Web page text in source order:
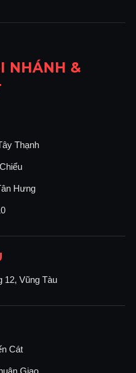
NHÁNH &
Thạnh
Hưng
12, Vũng Tàu
Cát
Giao